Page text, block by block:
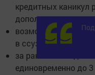
кредитных каникул
дополнительных
возможность
в ссузах и вузах;
за ранение каждый
единовременно до